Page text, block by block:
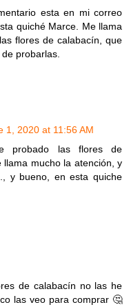
esta en mi correo
quiché Marce. Me llama
flores de calabacín, que
probarlas.
1, 2020 at 11:56 AM
probado las flores de
mucho la atención, y
y bueno, en esta quiche
de calabacín no las he
las veo para comprar 🤔